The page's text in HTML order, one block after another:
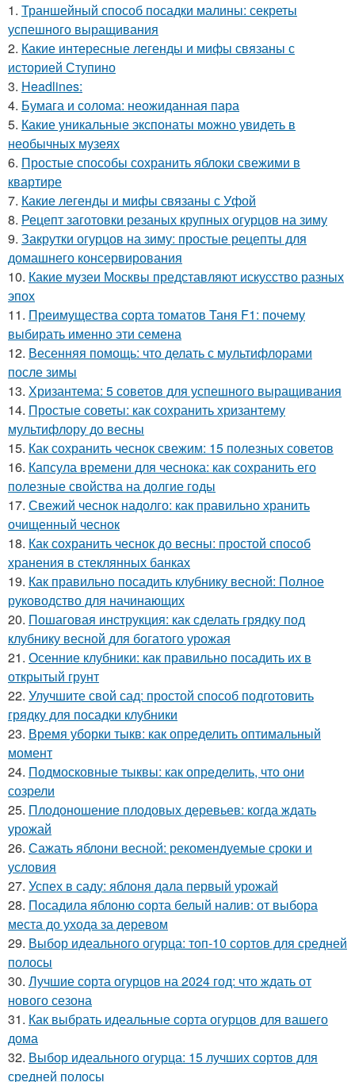
1. Траншейный способ посадки малины: секреты
успешного выращивания
2. Какие интересные легенды и мифы связаны с
историей Ступино
3. Headlines:
4. Бумага и солома: неожиданная пара
5. Какие уникальные экспонаты можно увидеть в
необычных музеях
6. Простые способы сохранить яблоки свежими в
квартире
7. Какие легенды и мифы связаны с Уфой
8. Рецепт заготовки резаных крупных огурцов на зиму
9. Закрутки огурцов на зиму: простые рецепты для
домашнего консервирования
10. Какие музеи Москвы представляют искусство разных
эпох
11. Преимущества сорта томатов Таня F1: почему
выбирать именно эти семена
12. Весенняя помощь: что делать с мультифлорами
после зимы
13. Хризантема: 5 советов для успешного выращивания
14. Простые советы: как сохранить хризантему
мультифлору до весны
15. Как сохранить чеснок свежим: 15 полезных советов
16. Капсула времени для чеснока: как сохранить его
полезные свойства на долгие годы
17. Свежий чеснок надолго: как правильно хранить
очищенный чеснок
18. Как сохранить чеснок до весны: простой способ
хранения в стеклянных банках
19. Как правильно посадить клубнику весной: Полное
руководство для начинающих
20. Пошаговая инструкция: как сделать грядку под
клубнику весной для богатого урожая
21. Осенние клубники: как правильно посадить их в
открытый грунт
22. Улучшите свой сад: простой способ подготовить
грядку для посадки клубники
23. Время уборки тыкв: как определить оптимальный
момент
24. Подмосковные тыквы: как определить, что они
созрели
25. Плодоношение плодовых деревьев: когда ждать
урожай
26. Сажать яблони весной: рекомендуемые сроки и
условия
27. Успех в саду: яблоня дала первый урожай
28. Посадила яблоню сорта белый налив: от выбора
места до ухода за деревом
29. Выбор идеального огурца: топ-10 сортов для средней
полосы
30. Лучшие сорта огурцов на 2024 год: что ждать от
нового сезона
31. Как выбрать идеальные сорта огурцов для вашего
дома
32. Выбор идеального огурца: 15 лучших сортов для
средней полосы